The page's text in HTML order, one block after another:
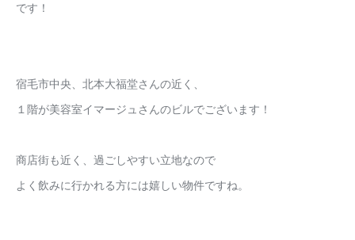
です！
宿毛市中央、北本大福堂さんの近く、
１階が美容室イマージュさんのビルでございます！
商店街も近く、過ごしやすい立地なので
よく飲みに行かれる方には嬉しい物件ですね。